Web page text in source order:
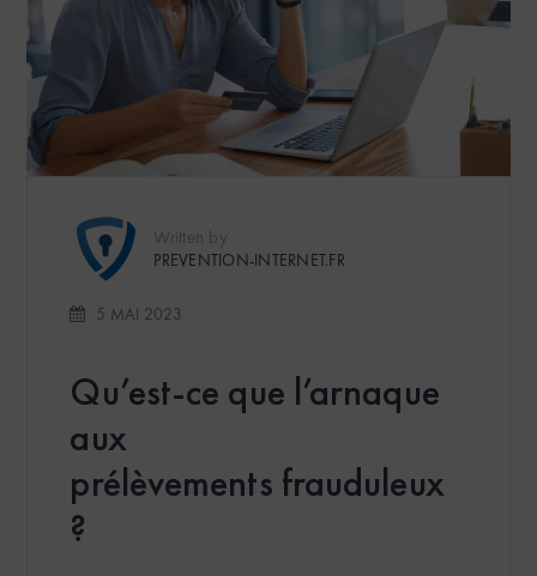
PREVENTION-INTERNET.FR
5 MAI 2023
Qu’est-ce que l’arnaque
aux
prélèvements frauduleux
?